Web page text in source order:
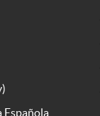
Española